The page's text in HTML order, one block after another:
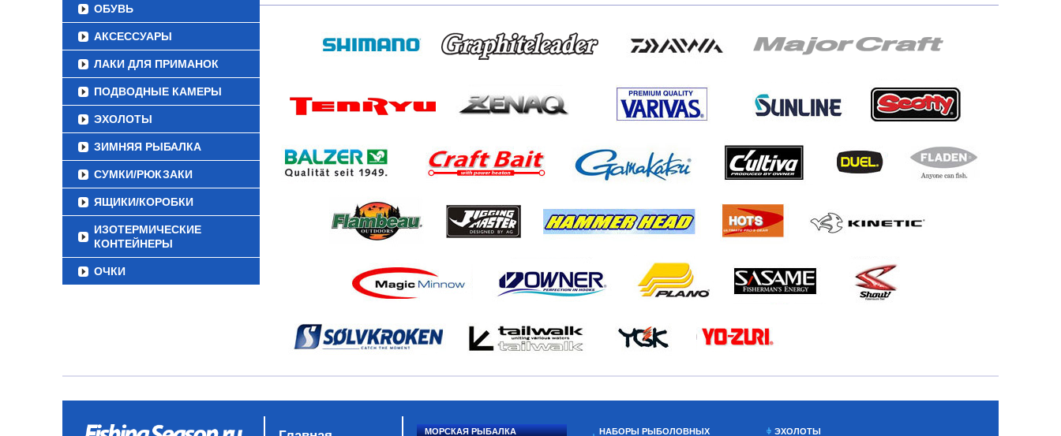
ОБУВЬ
АКСЕССУАРЫ
ЛАКИ ДЛЯ ПРИМАНОК
ПОДВОДНЫЕ КАМЕРЫ
ЭХОЛОТЫ
ЗИМНЯЯ РЫБАЛКА
СУМКИ/РЮКЗАКИ
ЯЩИКИ/КОРОБКИ
ИЗОТЕРМИЧЕСКИЕ
КОНТЕЙНЕРЫ
ОЧКИ
МОРСКАЯ РЫБАЛКА НАБОРЫ РЫБОЛОВНЫХ ЭХОЛОТЫ